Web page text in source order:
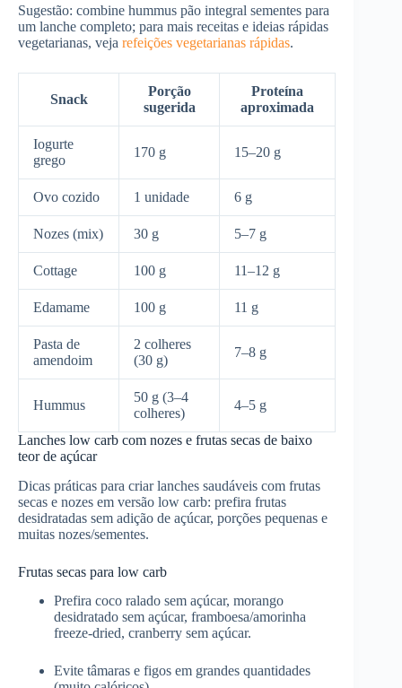
Sugestão: combine hummus pão integral sementes para
um lanche completo; para mais receitas e ideias rápidas
vegetarianas, veja refeições vegetarianas rápidas.
Snack
Porção
sugerida
Proteína
aproximada
Iogurte
grego
170 g 15–20 g
Ovo cozido 1 unidade 6 g
Nozes (mix) 30 g 5–7 g
Cottage 100 g 11–12 g
Edamame 100 g 11 g
Pasta de
amendoim
2 colheres
(30 g)
7–8 g
Hummus
50 g (3–4
colheres)
4–5 g
Lanches low carb com nozes e frutas secas de baixo
teor de açúcar
Dicas práticas para criar lanches saudáveis com frutas
secas e nozes em versão low carb: prefira frutas
desidratadas sem adição de açúcar, porções pequenas e
muitas nozes/sementes.
Frutas secas para low carb
Prefira coco ralado sem açúcar, morango
desidratado sem açúcar, framboesa/amorinha
freeze-dried, cranberry sem açúcar.
Evite tâmaras e figos em grandes quantidades